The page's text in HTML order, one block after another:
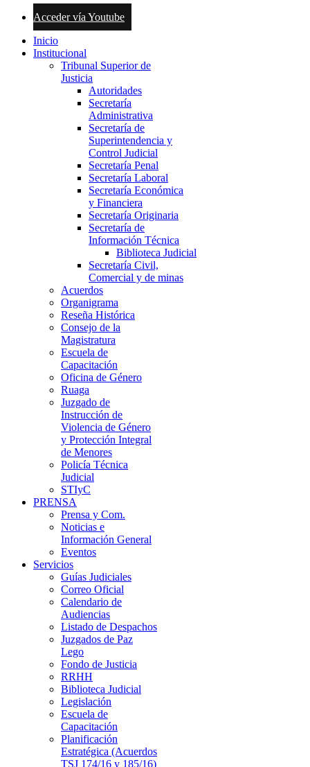
Acceder vía Youtube
Inicio
Institucional
Tribunal Superior de
Justicia
Autoridades
Secretaría
Administrativa
Secretaría de
Superintendencia y
Control Judicial
Secretaría Penal
Secretaría Laboral
Secretaría Económica
y Financiera
Secretaría Originaria
Secretaría de
Información Técnica
Biblioteca Judicial
Secretaría Civil,
Comercial y de minas
Acuerdos
Organigrama
Reseña Histórica
Consejo de la
Magistratura
Escuela de
Capacitación
Oficina de Género
Ruaga
Juzgado de
Instrucción de
Violencia de Género
y Protección Integral
de Menores
Policía Técnica
Judicial
STIyC
PRENSA
Prensa y Com.
Noticias e
Información General
Eventos
Servicios
Guías Judiciales
Correo Oficial
Calendario de
Audiencias
Listado de Despachos
Juzgados de Paz
Lego
Fondo de Justicia
RRHH
Biblioteca Judicial
Legislación
Escuela de
Capacitación
Planificación
Estratégica (Acuerdos
TSJ 174/16 y 185/16)